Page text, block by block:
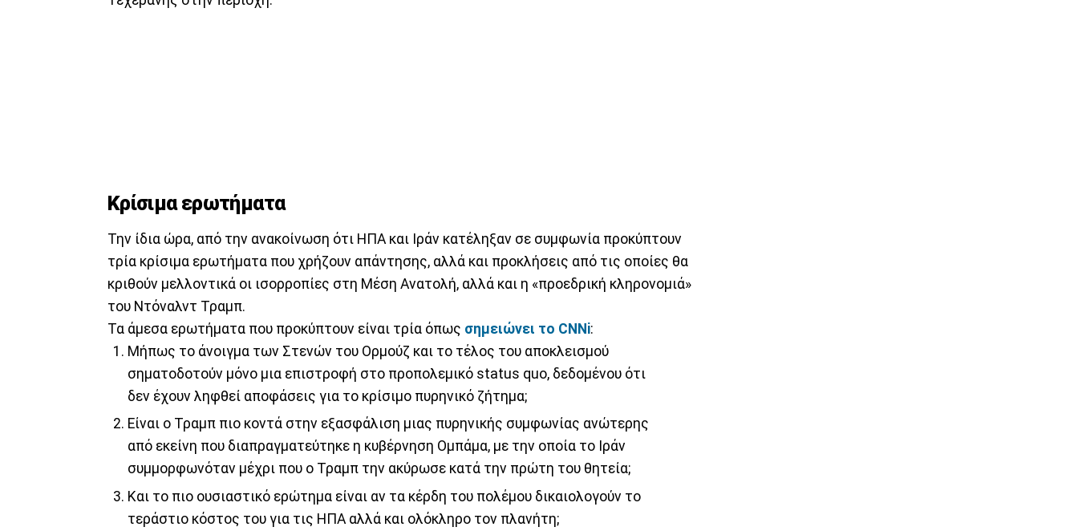
Κρίσιμα ερωτήματα
Την ίδια ώρα, από την ανακοίνωση ότι ΗΠΑ και Ιράν κατέληξαν σε συμφωνία προκύπτουν
τρία κρίσιμα ερωτήματα που χρήζουν απάντησης, αλλά και προκλήσεις από τις οποίες θα
κριθούν μελλοντικά οι ισορροπίες στη Μέση Ανατολή, αλλά και η «προεδρική κληρονομιά»
του Ντόναλντ Τραμπ.
Τα άμεσα ερωτήματα που προκύπτουν είναι τρία όπως σημειώνει το CNNi:
Μήπως το άνοιγμα των Στενών του Ορμούζ και το τέλος του αποκλεισμού
σηματοδοτούν μόνο μια επιστροφή στο προπολεμικό status quo, δεδομένου ότι
δεν έχουν ληφθεί αποφάσεις για το κρίσιμο πυρηνικό ζήτημα;
Είναι ο Τραμπ πιο κοντά στην εξασφάλιση μιας πυρηνικής συμφωνίας ανώτερης
από εκείνη που διαπραγματεύτηκε η κυβέρνηση Ομπάμα, με την οποία το Ιράν
συμμορφωνόταν μέχρι που ο Τραμπ την ακύρωσε κατά την πρώτη του θητεία;
Και το πιο ουσιαστικό ερώτημα είναι αν τα κέρδη του πολέμου δικαιολογούν το
τεράστιο κόστος του για τις ΗΠΑ αλλά και ολόκληρο τον πλανήτη;